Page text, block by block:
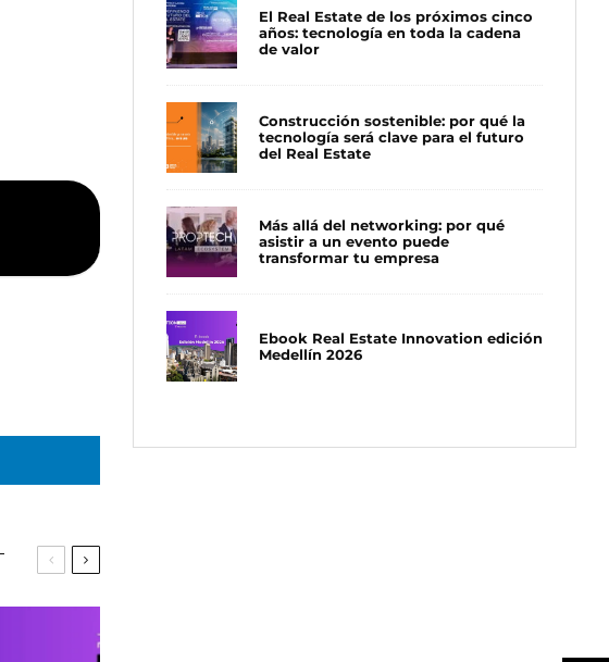
El Real Estate de los próximos cinco
años: tecnología en toda la cadena
de valor
Construcción sostenible: por qué la
tecnología será clave para el futuro
del Real Estate
Más allá del networking: por qué
asistir a un evento puede
transformar tu empresa
Ebook Real Estate Innovation edición
Medellín 2026